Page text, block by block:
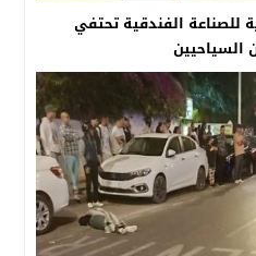
للصناعة الفندقية تحتفي
السياحيين